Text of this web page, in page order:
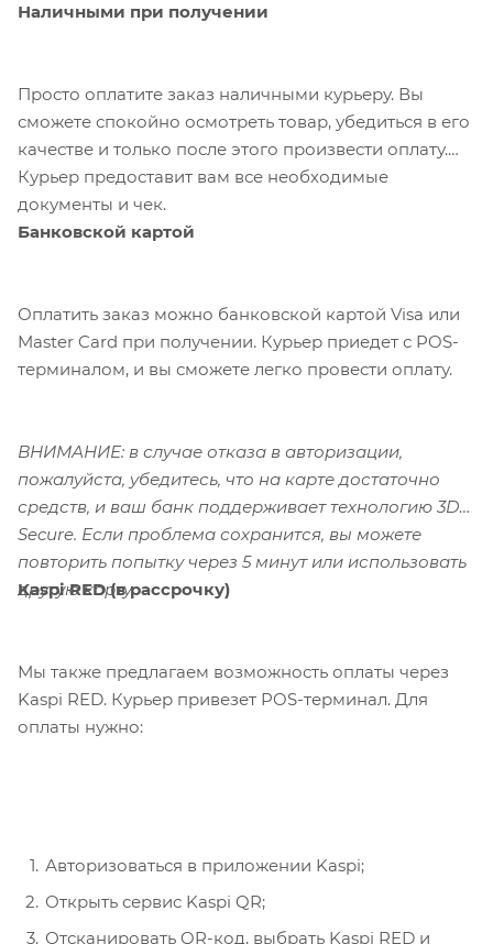
Наличными при получении
Просто оплатите заказ наличными курьеру. Вы
сможете спокойно осмотреть товар, убедиться в его
качестве и только после этого произвести оплату.
Курьер предоставит вам все необходимые
документы и чек.
Банковской картой
Оплатить заказ можно банковской картой Visa или
Master Card при получении. Курьер приедет с POS-
терминалом, и вы сможете легко провести оплату.
ВНИМАНИЕ: в случае отказа в авторизации,
пожалуйста, убедитесь, что на карте достаточно
средств, и ваш банк поддерживает технологию 3D-
Secure. Если проблема сохранится, вы можете
повторить попытку через 5 минут или использовать
другую карту.
Kaspi RED (в рассрочку)
Мы также предлагаем возможность оплаты через
Kaspi RED. Курьер привезет POS-терминал. Для
оплаты нужно:
Авторизоваться в приложении Kaspi;
Открыть сервис Kaspi QR;
Отсканировать QR-код, выбрать Kaspi RED и